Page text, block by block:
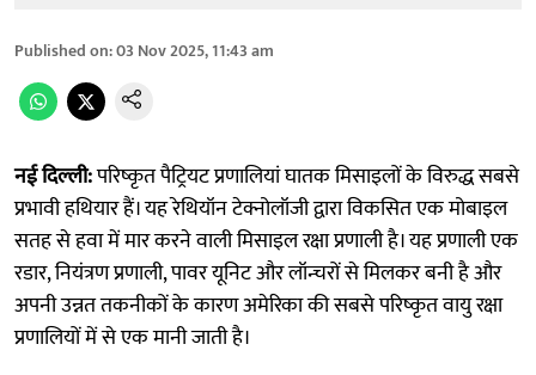
Published on:03 Nov 2025, 11:43 am
नई दिल्ली:परिष्कृत पैट्रियट प्रणालियां घातक मिसाइलों के विरुद्ध सबसे
प्रभावी हथियार हैं। यह रेथियॉन टेक्नोलॉजी द्वारा विकसित एक मोबाइल
सतह से हवा में मार करने वाली मिसाइल रक्षा प्रणाली है। यह प्रणाली एक
रडार, नियंत्रण प्रणाली, पावर यूनिट और लॉन्चरों से मिलकर बनी है और
अपनी उन्नत तकनीकों के कारण अमेरिका की सबसे परिष्कृत वायु रक्षा
प्रणालियों में से एक मानी जाती है।